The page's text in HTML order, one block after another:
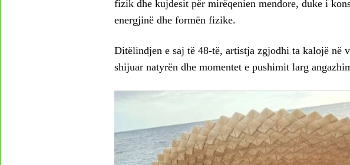
fizik dhe kujdesit për mirëqenien mendore, duke i
energjinë dhe formën fizike.
Ditëlindjen e saj të 48-të, artistja zgjodhi ta kalojë në
shijuar natyrën dhe momentet e pushimit larg